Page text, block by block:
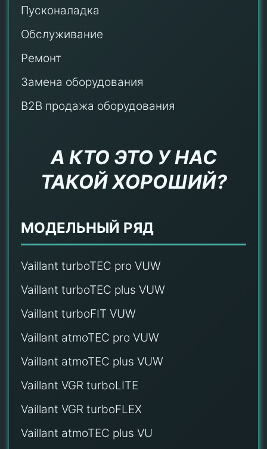
Пусконаладка
Обслуживание
Ремонт
Замена оборудования
B2B продажа оборудования
А КТО ЭТО У НАС
ТАКОЙ ХОРОШИЙ?
МОДЕЛЬНЫЙ РЯД
Vaillant turboTEC pro VUW
Vaillant turboTEC plus VUW
Vaillant turboFIT VUW
Vaillant atmoTEC pro VUW
Vaillant atmoTEC plus VUW
Vaillant VGR turboLITE
Vaillant VGR turboFLEX
Vaillant atmoTEC plus VU